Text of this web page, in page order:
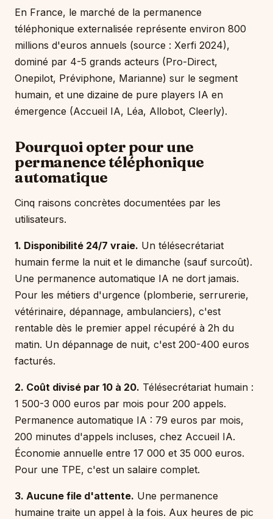
En France, le marché de la permanence
téléphonique externalisée représente environ 800
millions d'euros annuels (source : Xerfi 2024),
dominé par 4-5 grands acteurs (Pro-Direct,
Onepilot, Préviphone, Marianne) sur le segment
humain, et une dizaine de pure players IA en
émergence (Accueil IA, Léa, Allobot, Cleerly).
Pourquoi opter pour une
permanence téléphonique
automatique
Cinq raisons concrètes documentées par les
utilisateurs.
1. Disponibilité 24/7 vraie. Un télésecrétariat
humain ferme la nuit et le dimanche (sauf surcoût).
Une permanence automatique IA ne dort jamais.
Pour les métiers d'urgence (plomberie, serrurerie,
vétérinaire, dépannage, ambulanciers), c'est
rentable dès le premier appel récupéré à 2h du
matin. Un dépannage de nuit, c'est 200-400 euros
facturés.
2. Coût divisé par 10 à 20. Télésecrétariat humain :
1 500-3 000 euros par mois pour 200 appels.
Permanence automatique IA : 79 euros par mois,
200 minutes d'appels incluses, chez Accueil IA.
Économie annuelle entre 17 000 et 35 000 euros.
Pour une TPE, c'est un salaire complet.
3. Aucune file d'attente. Une permanence
humaine traite un appel à la fois. Aux heures de pic